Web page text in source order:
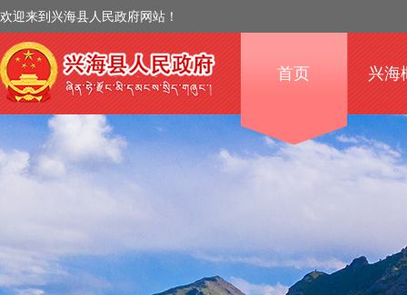
欢迎来到兴海县人民政府网站！
首页 兴海